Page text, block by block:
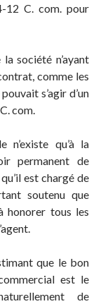
12 C. com. pour
société n’ayant
comme les
s’agir d’un
com.
n’existe qu’à la
permanent de
est chargé de
soutenu que
honorer tous les
que le bon
est le
de